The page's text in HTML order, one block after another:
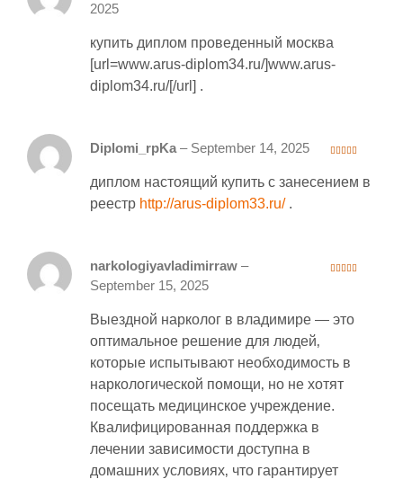
2025
купить диплом проведенный москва
[url=www.arus-diplom34.ru/]www.arus-
diplom34.ru/[/url] .
Diplomi_rpKa – September 14, 2025
диплом настоящий купить с занесением в
реестр http://arus-diplom33.ru/.
narkologiyavladimirraw –
September 15, 2025
Выездной нарколог в владимире — это
оптимальное решение для людей‚
которые испытывают необходимость в
наркологической помощи‚ но не хотят
посещать медицинское учреждение.
Квалифицированная поддержка в
лечении зависимости доступна в
домашних условиях‚ что гарантирует